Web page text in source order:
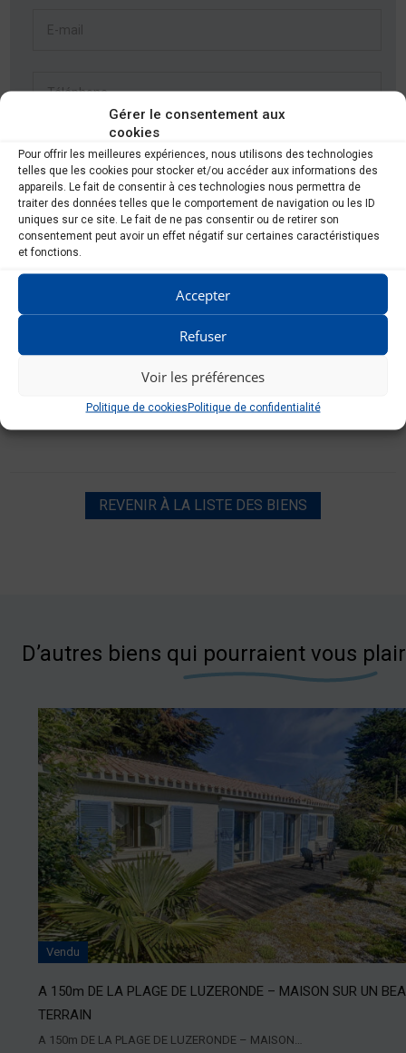
Gérer le consentement aux
cookies
Pour offrir les meilleures expériences, nous utilisons des technologies
telles que les cookies pour stocker et/ou accéder aux informations des
appareils. Le fait de consentir à ces technologies nous permettra de
traiter des données telles que le comportement de navigation ou les ID
uniques sur ce site. Le fait de ne pas consentir ou de retirer son
consentement peut avoir un effet négatif sur certaines caractéristiques
et fonctions.
Accepter
Refuser
Voir les préférences
Politique de cookiesPolitique de confidentialité
RGPD*
Je consens à ce que ce site stocke mes informations afin
REVENIR À LA LISTE DES BIENS
D’autres biens qui pourraient vous
Vendu
A 150m DE LA PLAGE DE LUZERONDE – MAISON SUR UN
TERRAIN
A 150m DE LA PLAGE DE LUZERONDE – MAISON…